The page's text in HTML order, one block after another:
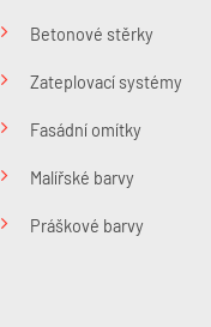
Betonové stěrky
Zateplovací systémy
Fasádní omítky
Malířské barvy
Práškové barvy